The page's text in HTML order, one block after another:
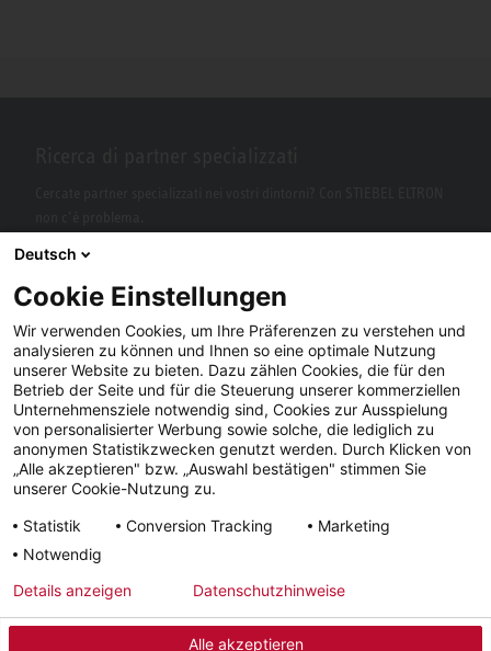
legali generali dati consegna
Facebook YouTube LinkedIn
Instagram
Deutsch
Cookie Einstellungen
Wir verwenden Cookies, um Ihre Präferenzen zu verstehen und
analysieren zu können und Ihnen so eine optimale Nutzung
unserer Website zu bieten. Dazu zählen Cookies, die für den
Betrieb der Seite und für die Steuerung unserer kommerziellen
Unternehmensziele notwendig sind, Cookies zur Ausspielung
von personalisierter Werbung sowie solche, die lediglich zu
anonymen Statistikzwecken genutzt werden. Durch Klicken von
„Alle akzeptieren" bzw. „Auswahl bestätigen" stimmen Sie
unserer Cookie-Nutzung zu.
Statistik
Conversion Tracking
Marketing
Notwendig
Alle akzeptieren
Details anzeigen Datenschutzhinweise